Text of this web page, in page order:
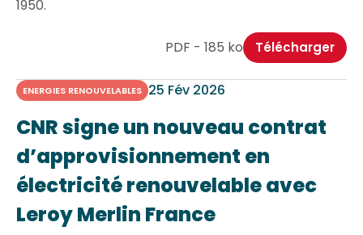
1950.
PDF - 185 ko Télécharger
ENERGIES RENOUVELABLES 25 Fév 2026
CNR signe un nouveau contrat
d’approvisionnement en
électricité renouvelable avec
Leroy Merlin France